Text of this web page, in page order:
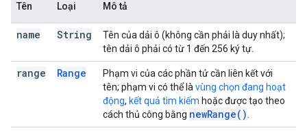
Tên Loại Mô tả
name String
Tên của dải ô (không cần phải là duy nhất);
tên dải ô phải có từ 1 đến 256 ký tự.
range Range
Phạm vi của các phần tử cần liên kết với
tên; phạm vi có thể là vùng chọn đang hoạt
động, kết quả tìm kiếm hoặc được tạo theo
cách thủ công bằng newRange( )